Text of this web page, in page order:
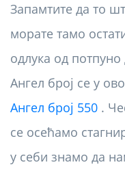
Запамтите да то
морате тамо
одлука од потпуно
Ангел број се у
Ангел број 550 .
се осећамо
у себи знамо да